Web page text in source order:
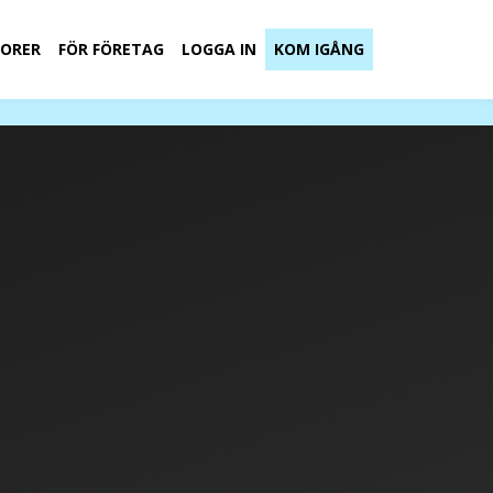
FÖR FÖRETAG LOGGA IN KOM IGÅNG